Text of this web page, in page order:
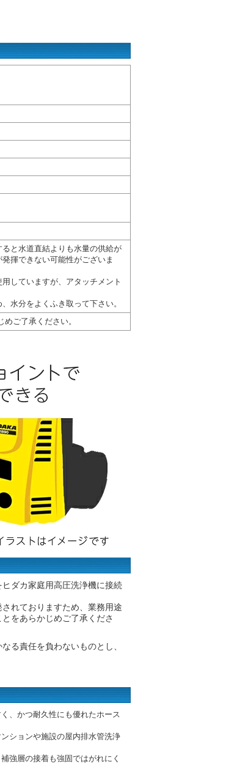
と水道直結よりも水量の供給が
揮できない可能性がございま
していますが、アタッチメント
水分をよくふき取って下さい。
ご了承ください。
ダカ家庭用高圧洗浄機に接続
れておりますため、業務用途
をあらかじめご了承くださ
る責任を負わないものとし、
、かつ耐久性にも優れたホース
ションや施設の屋内排水管洗浄
強層の接着も強固ではがれにく